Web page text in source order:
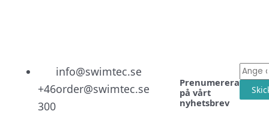
+46
300
info@swimtec.se
order@swimtec.se
Prenumerera
på vårt
nyhetsbrev
E-
post